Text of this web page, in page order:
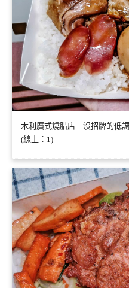
木利廣式燒腊店｜沒招牌的低
(線上：1)